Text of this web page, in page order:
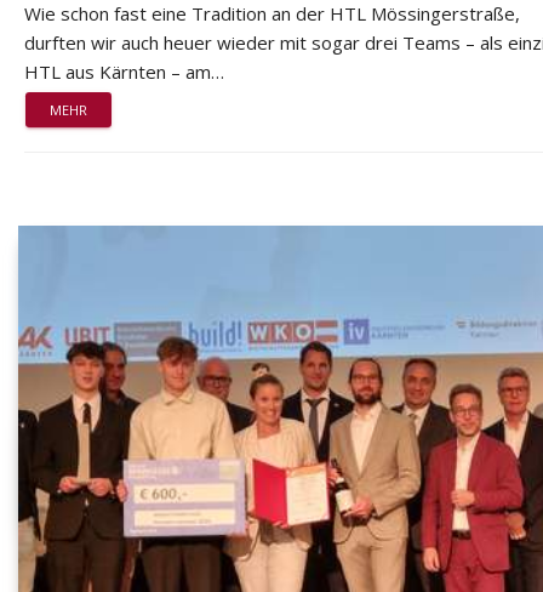
Wie schon fast eine Tradition an der HTL Mössingerstraße,
durften wir auch heuer wieder mit sogar drei Teams – als
HTL aus Kärnten – am…
MEHR